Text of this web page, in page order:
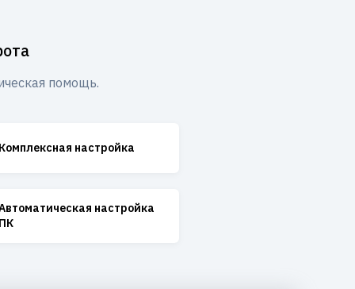
помощь.
настройка
настройка